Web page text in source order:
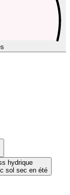
hydrique
sol sec en été